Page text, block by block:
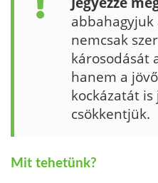
abbahagyjuk
nemcsak
károsodását
ha­nem a
kockázatát
csökkentjük.
Mit tehetünk?